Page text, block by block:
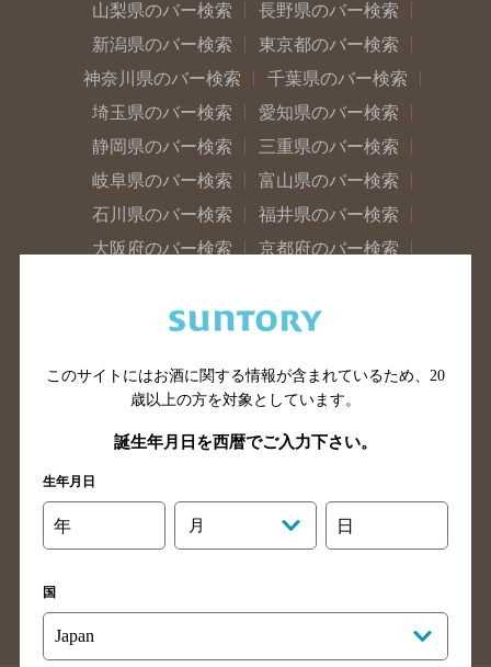
山梨県のバー検索
長野県のバー検索
新潟県のバー検索
東京都のバー検索
神奈川県のバー検索
千葉県のバー検索
埼玉県のバー検索
愛知県のバー検索
静岡県のバー検索
三重県のバー検索
岐阜県のバー検索
富山県のバー検索
石川県のバー検索
福井県のバー検索
大阪府のバー検索
京都府のバー検索
滋賀県のバー検索
和歌山県のバー検索
山口県のバー検索
鳥取県のバー検索
香川県のバー検索
愛媛県のバー検索
高知県のバー検索
長崎県のバー検索
佐賀県のバー検索
大分県のバー検索
熊本県のバー検索
このサイトにはお酒に関する情報が含まれているため、 20
歳以上の方を対象としています。
誕生年月日を西暦でご入力下さい。
生年月日
年 月 日
国